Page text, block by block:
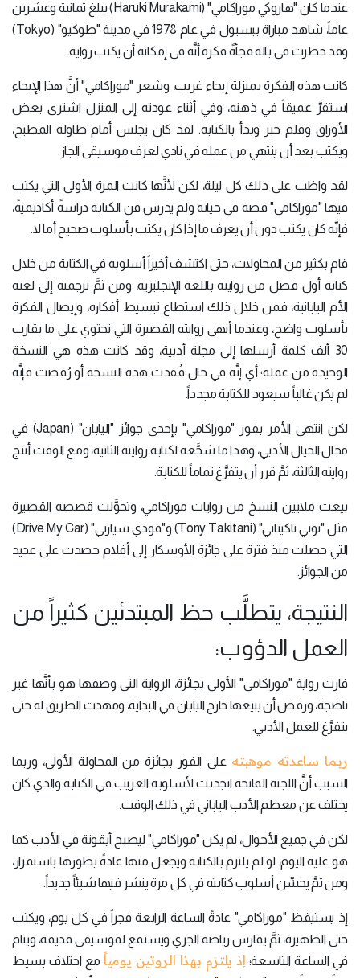
عندما كان "هاروكي موراكامي" (Haruki Murakami) يبلغ ثمانية وعشرين
عاماً، شاهد مباراة بيسبول في عام 1978 في مدينة "طوكيو" (Tokyo)
وقد خطرت في باله فجأةً فكرة أنَّه في إمكانه أن يكتب رواية.
كانت هذه الفكرة بمنزلة إيحاء غريب، وشعر "موراكامي" أنَّ هذا الإيحاء
استقرَّ عميقاً في ذهنه، وفي أثناء عودته إلى المنزل اشترى بعض
الأوراق وقلم حبر وبدأ بالكتابة. لقد كان يجلس أمام طاولة المطبخ،
ويكتب بعد أن ينتهي من عمله في نادي لعزف موسيقى الجاز.
لقد واظب على ذلك كل ليلة، لكن لأنَّها كانت المرة الأولى التي يكتب
فيها "موراكامي" قصة في حياته ولم يدرس فن الكتابة دراسةً أكاديميةً،
فإنَّه كان يكتب دون أن يعرف ما إذا كان يكتب بأسلوب صحيح أما لا.
قام بكثير من المحاولات، حتى اكتشف أخيراً أسلوبه في الكتابة من خلال
كتابة أول فصل من روايته باللغة الإنجليزية، ومن ثمَّ ترجمته إلى لغته
الأم اليابانية، فمن خلال ذلك استطاع تبسيط أفكاره، وإيصال الفكرة
بأسلوب واضح، وعندما أنهى روايته القصيرة التي تحتوي على ما يقارب
30 ألف كلمة أرسلها إلى مجلة أدبية، وقد كانت هذه هي النسخة
الوحيدة من عمله؛ أي إنَّه في حال فُقدت هذه النسخة أو رُفضت فإنَّه
لم يكن غالباً سيعود للكتابة مجدداً.
لكن انتهى الأمر بفوز "موراكامي" بإحدى جوائز "اليابان" (Japan) في
مجال الخيال الأدبي، وهذا ما شجَّعه لكتابة روايته الثانية، ومع الوقت أنتج
روايته الثالثة، ثمَّ قرر أن يتفرَّغ تماماً للكتابة.
بيعت ملايين النسخ من روايات موراكامي، وتحوَّلت قصصه القصيرة
مثل "توني تاكيتاني" (Tony Takitani) و"قودي سيارتي" (Drive My Car)
التي حصلت منذ فترة على جائزة الأوسكار إلى أفلام حصدت على عديد
من الجوائز.
النتيجة، يتطلَّب حظ المبتدئين كثيراً من
العمل الدؤوب:
فازت رواية "موراكامي" الأولى بجائزة، الرواية التي وصفها هو بأنَّها غير
ناضجة، ورفض أن يبيعها خارج اليابان في البداية، ومهدت الطريق له حتى
يتفرَّغ للعمل الأدبي.
ربما ساعدته موهبته على الفوز بجائزة من المحاولة الأولى، وربما
السبب أنَّ اللجنة المانحة انجذبت لأسلوبه الغريب في الكتابة والذي كان
يختلف عن معظم الأدب الياباني في ذلك الوقت.
لكن في جميع الأحوال، لم يكن "موراكامي" ليصبح أيقونة في الأدب كما
هو عليه اليوم، لو لم يلتزم بالكتابة ويجعل منها عادةً يطورها باستمرار،
ومن ثمَّ يحسِّن أسلوب كتابته في كل مرة ينشر فيها شيئاً جديداً.
إذ يستيقظ "موراكامي" عادةً الساعة الرابعة فجراً في كل يوم، ويكتب
حتى الظهيرة، ثمَّ يمارس رياضة الجري ويستمع لموسيقى قديمة، وينام
في الساعة التاسعة؛ إذ يلتزم بهذا الروتين يومياً مع اختلاف بسيط